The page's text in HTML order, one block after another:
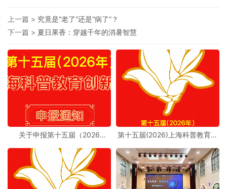
上一篇 > 究竟是“老了”还是“病了”？
下一篇 > 夏日果香：穿越千年的消暑智慧
关于申报第十五届（2026
知
第十五届(2026)上海科普教育创